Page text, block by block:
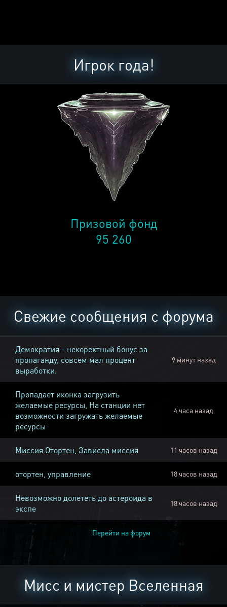
Игрок года!
Призовой фонд
95 260
Свежие сообщения с форума
Демократия - некоректный бонус за
пропаганду, совсем мал процент
выработки.
9 минут назад
Пропадает иконка загрузить
желаемые ресурсы, На станции нет
возможности загружать желаемые
ресурсы
4 часа назад
Миссия Отортен, Зависла миссия 11 часов назад
отортен, управление 18 часов назад
Невозможно долететь до астероида в
экспе
18 часов назад
Перейти на форум
Мисс и мистер Вселенная